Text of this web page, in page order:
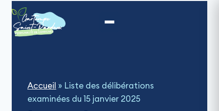
contenu
Accueil » Liste des délibérations
examinées du 15 janvier 2025